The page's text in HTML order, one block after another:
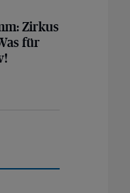
für eine tolle Show!
Zirkus
für